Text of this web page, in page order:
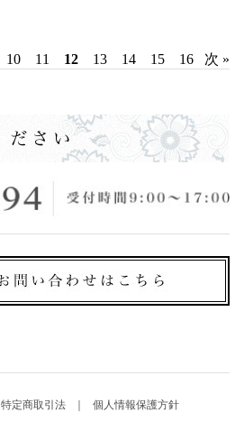
10 11 12 13 14 15 16 次 »
特定商取引法 個人情報保護方針